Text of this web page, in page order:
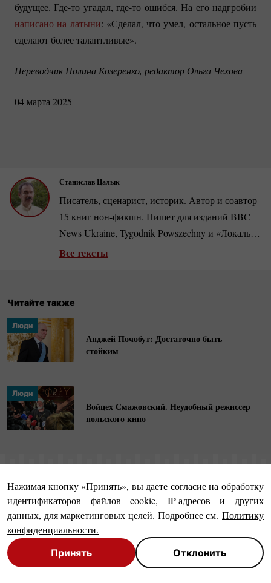
будущее. Где-то угадал,где-то ошибся. На его надгробии
написано на латыни: «Сделал, что умел, остальное пусть
сделают более талантливые».
Переводчик Полина Козеренко, редактор Ольга Чехова
04 марта 2025
Станислав Цалык
Писатель, сценарист, историк. Автор и соавтор
15 книг нон-фикшн. Пишет для изданий BBC
News Ukraine, Tygodnik Powszechny и «Локальна
історія». Публиковался в журналах Polityka,
Украинской киноакадемии и Ассоциации
Художественной премии «Киев» имени Ивана
Миколайчука в области киноискусства. Сфера
интересов — история литературы, история
Все тексты
Читайте также
Люди
Анджей Почобут: Достаточно быть
стойким
Люди
Войцех Смажовский. Неудобный режиссер
польского кино
Нажимая кнопку «Принять», вы даете согласие на обработку
идентификаторов файлов cookie, IP-адресов и других
данных, для маркетинговых целей. Подробнее см. Политику
конфиденциальности.
Принять Отклонить
О проекте
Политика конфиденциальности